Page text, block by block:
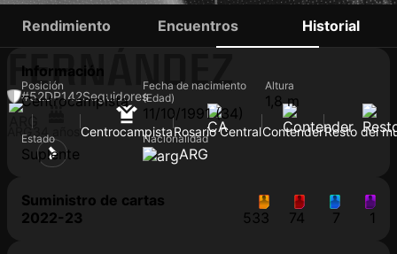
GUILLERMO
FERNÁNDEZ
#52DP142Seguidores
ARG 34 años CentrocampistaRosario CentralContenderResto del
Rendimiento Encuentros Historial
Información
Posición
Centrocampista
Fecha de nacimiento
(Edad)
11/10/1991 (34)
Altura
1,8 m
Estado
Suplente
Nacionalidad
ARG
Suministro de cartas
2022-23
533 74 7 1